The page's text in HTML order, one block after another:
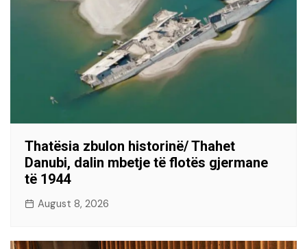
Thatësia zbulon historinë/ Thahet
Danubi, dalin mbetje të flotës gjermane
të 1944
August 8, 2026